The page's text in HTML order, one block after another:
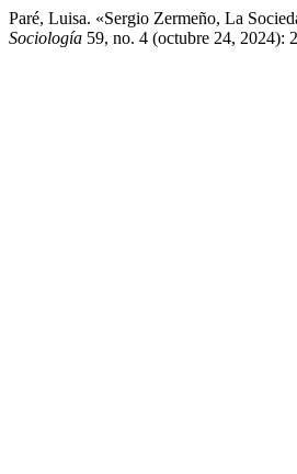
Paré, Luisa. «Sergio Zermeño, La
Sociología 59, no. 4 (octubre 24, 2024):